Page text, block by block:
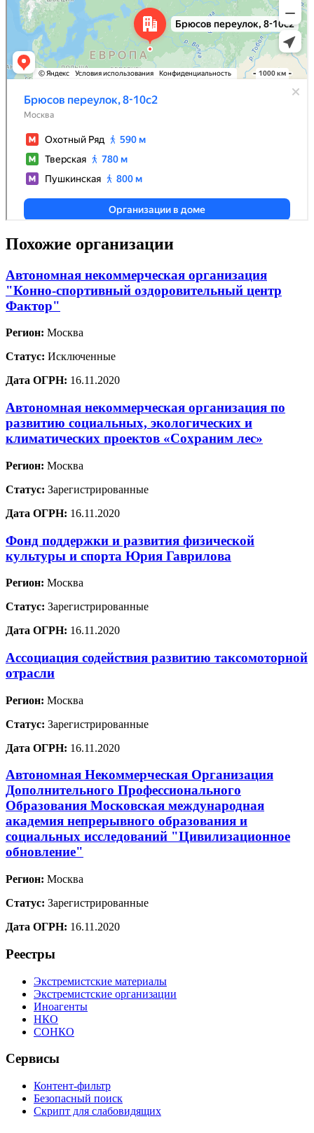
Похожие организации
Автономная некоммерческая организация
"Конно-спортивный оздоровительный центр
Фактор"
Регион: Москва
Статус: Исключенные
Дата ОГРН: 16.11.2020
Автономная некоммерческая организация по
развитию социальных, экологических и
климатических проектов «Сохраним лес»
Регион: Москва
Статус: Зарегистрированные
Дата ОГРН: 16.11.2020
Фонд поддержки и развития физической
культуры и спорта Юрия Гаврилова
Регион: Москва
Статус: Зарегистрированные
Дата ОГРН: 16.11.2020
Ассоциация содействия развитию таксомоторной
отрасли
Регион: Москва
Статус: Зарегистрированные
Дата ОГРН: 16.11.2020
Автономная Некоммерческая Организация
Дополнительного Профессионального
Образования Московская международная
академия непрерывного образования и
социальных исследований "Цивилизационное
обновление"
Регион: Москва
Статус: Зарегистрированные
Дата ОГРН: 16.11.2020
Реестры
Экстремистские материалы
Экстремистские организации
Иноагенты
НКО
СОНКО
Сервисы
Контент-фильтр
Безопасный поиск
Скрипт для слабовидящих